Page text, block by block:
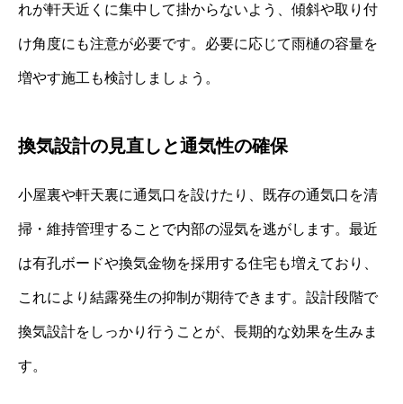
れが軒天近くに集中して掛からないよう、傾斜や取り付
け角度にも注意が必要です。必要に応じて雨樋の容量を
増やす施工も検討しましょう。
換気設計の見直しと通気性の確保
小屋裏や軒天裏に通気口を設けたり、既存の通気口を清
掃・維持管理することで内部の湿気を逃がします。最近
は有孔ボードや換気金物を採用する住宅も増えており、
これにより結露発生の抑制が期待できます。設計段階で
換気設計をしっかり行うことが、長期的な効果を生みま
す。